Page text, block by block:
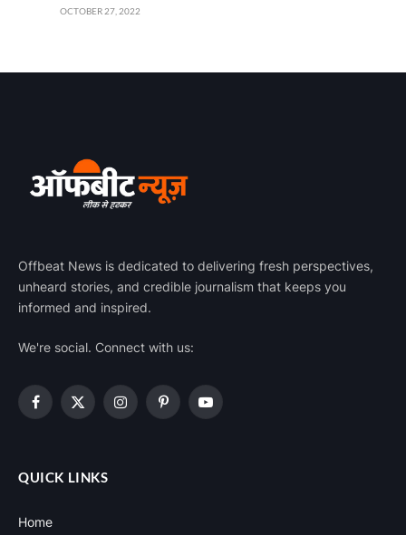
OCTOBER 27, 2022
Offbeat News is dedicated to delivering fresh perspectives,
unheard stories, and credible journalism that keeps you
informed and inspired.
We're social. Connect with us:
Facebook
X
InstagramPinterestYouTube
QUICK LINKS
Home